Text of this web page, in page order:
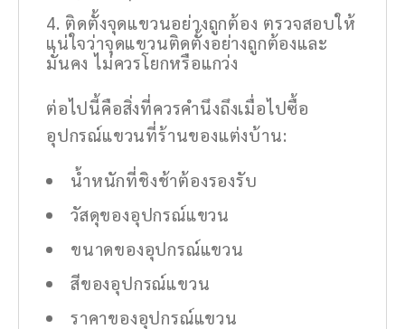
ติดตั้งจุดแขวนอย่างถูกต้อง ตรวจสอบให้
แน่ใจว่าจุดแขวนติดตั้งอย่างถูกต้องและ
มั่นคง ไม่ควรโยกหรือแกว่ง
ต่อไปนี้คือสิ่งที่ควรคำนึงถึงเมื่อไปซื้อ
อุปกรณ์แขวนที่ร้านของแต่งบ้าน:
น้ำหนักที่ชิงช้าต้องรองรับ
วัสดุของอุปกรณ์แขวน
ขนาดของอุปกรณ์แขวน
สีของอุปกรณ์แขวน
ราคาของอุปกรณ์แขวน